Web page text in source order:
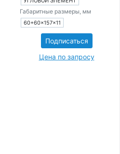
Габаритные размеры, мм
60+60×157×11
Подписаться
Цена по запросу